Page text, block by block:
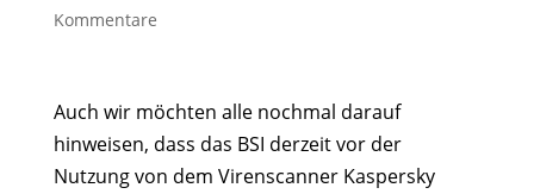
Kommentare
Auch wir möchten alle nochmal darauf
hinweisen, dass das BSI derzeit vor der
Nutzung von dem Virenscanner Kaspersky